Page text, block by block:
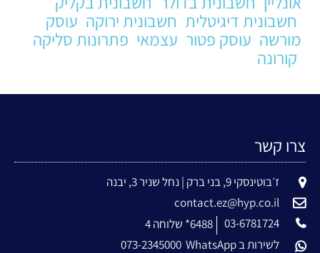
חשבונית דיגיטלית חשבונית ירוקה עוסק
מורשה עוסק פטור עצמאי פתרונות סליקה
קורונה
צרו קשר
ז׳בוטינסקי 9, בני ברק | נחל שניר 3, יבנה
contact.ez@hyp.co.il
03-6781724
6488* שלוחה 4
לשירות ב WhatsApp
073-2345000